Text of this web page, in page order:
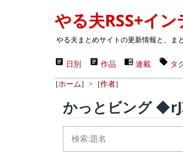
やる夫RSS+イ
やる夫まとめサイトの更新情報と、ま
日別 作品 連載 タ
[ホーム] > [作者]
かっとビング